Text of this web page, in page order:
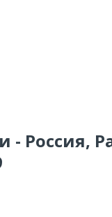
- Россия,